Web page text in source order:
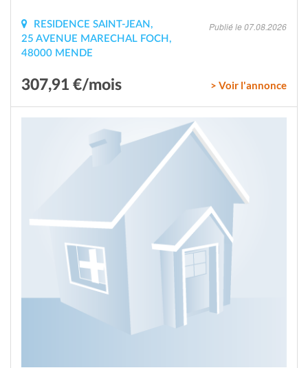
Publié le 07.08.2026
RESIDENCE SAINT-JEAN,
25 AVENUE MARECHAL FOCH,
48000 MENDE
307,91 €/mois > Voir l'annonce